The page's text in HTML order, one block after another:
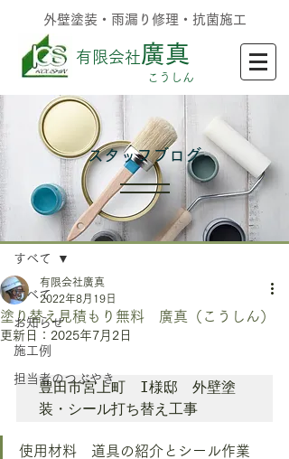
外壁塗装・雨漏り修理・抗菌施工
有限会社廣真
​こうしん
記事
すべて
お知らせ
施工例
担当者のつぶやき
すべて
塗り替え見積もり無料 廣真（こうしん）
有限会社廣真
2022年8月19日
更新日： 2025年7月2日
豊田市宮上町　I様邸　外壁塗
装・シール打ち替え工事
使用材料　道具の紹介とシール作業
​スタッフブログ